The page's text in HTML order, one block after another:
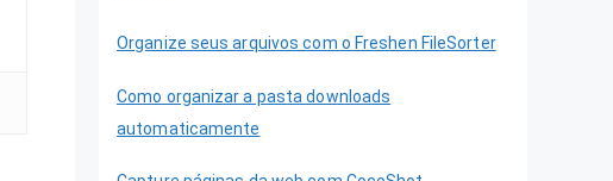
Organize seus arquivos com o Freshen FileSorter
Como organizar a pasta downloads
automaticamente